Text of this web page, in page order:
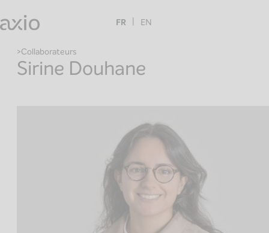
to
content
FR EN
Collaborateurs
Sirine Douhane